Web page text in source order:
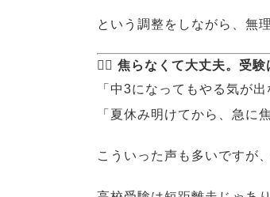
という調整をしながら、無
🧘‍♂️ 焦らなくて大丈夫。受
「中3になってもやる気が
「夏休み明けてから、急に
こういった声も多いですが